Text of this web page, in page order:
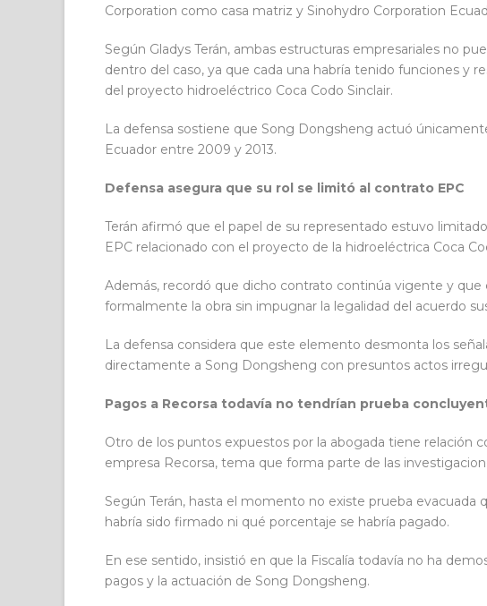
Corporation como casa matriz y Sinohydro Corporation
Según Gladys Terán, ambas estructuras empresariales no
dentro del caso, ya que cada una habría tenido funciones y
del proyecto hidroeléctrico Coca Codo Sinclair.
La defensa sostiene que Song Dongsheng actuó
Ecuador entre 2009 y 2013.
Defensa asegura que su rol se limitó al contrato EPC
Terán afirmó que el papel de su representado estuvo
EPC relacionado con el proyecto de la hidroeléctrica Coca
Además, recordó que dicho contrato continúa vigente y que
formalmente la obra sin impugnar la legalidad del acuerdo
La defensa considera que este elemento desmonta los
directamente a Song Dongsheng con presuntos actos
Pagos a Recorsa todavía no tendrían prueba
Otro de los puntos expuestos por la abogada tiene relación
empresa Recorsa, tema que forma parte de las
Según Terán, hasta el momento no existe prueba
habría sido firmado ni qué porcentaje se habría pagado.
En ese sentido, insistió en que la Fiscalía todavía no ha
pagos y la actuación de Song Dongsheng.